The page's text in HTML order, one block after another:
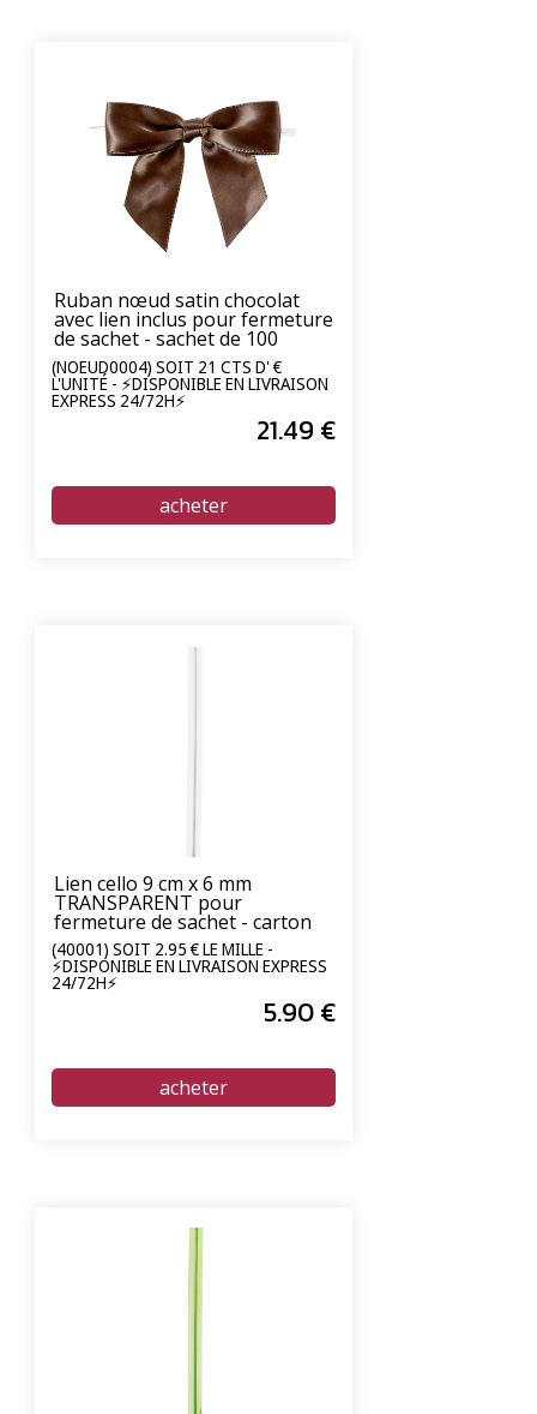
Ruban nœud satin chocolat
avec lien inclus pour fermeture
de sachet - sachet de 100
unités
(NOEUD0004) SOIT 21 CTS D' €
L'UNITÉ - ⚡DISPONIBLE EN LIVRAISON
EXPRESS 24/72H⚡
21.49 €
Lien cello 9 cm x 6 mm
TRANSPARENT pour
fermeture de sachet - carton
de 2000 unités
(40001) SOIT 2.95 € LE MILLE -
⚡DISPONIBLE EN LIVRAISON EXPRESS
24/72H⚡
5.90€